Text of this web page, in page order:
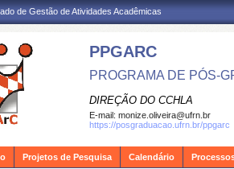
de Gestão de Atividades Acadêmicas
PPGARC
PROGRAMA DE PÓS-
DIREÇÃO DO CCHLA
E-mail: monize.oliveira@ufrn.br
https://posgraduacao.ufrn.br/ppgarc
Projetos de Pesquisa Calendário